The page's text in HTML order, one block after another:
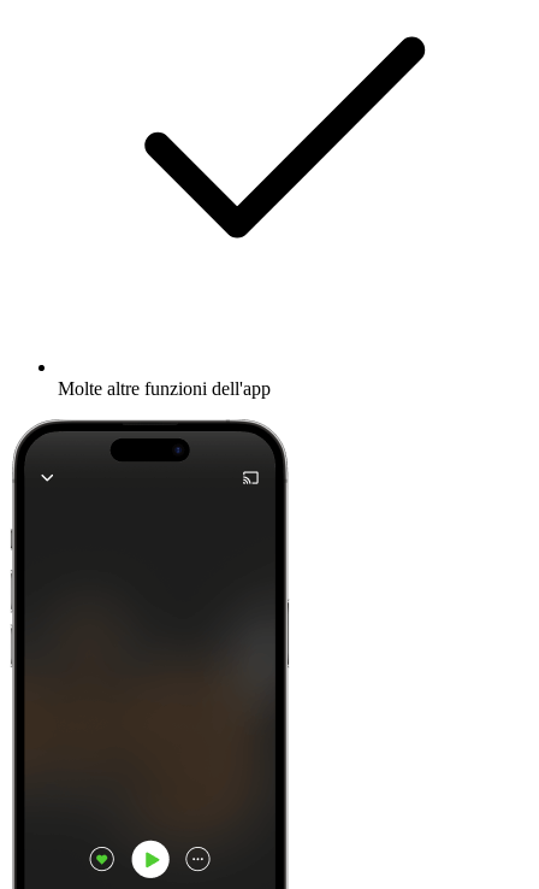
Molte altre funzioni dell'app